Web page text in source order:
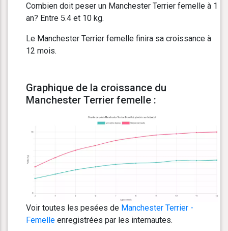
Combien doit peser un Manchester Terrier femelle à 1
an? Entre 5.4 et 10 kg.
Le Manchester Terrier femelle finira sa croissance à
12 mois.
Graphique de la croissance du
Manchester Terrier femelle :
Voir toutes les pesées de Manchester Terrier -
Femelle enregistrées par les internautes.